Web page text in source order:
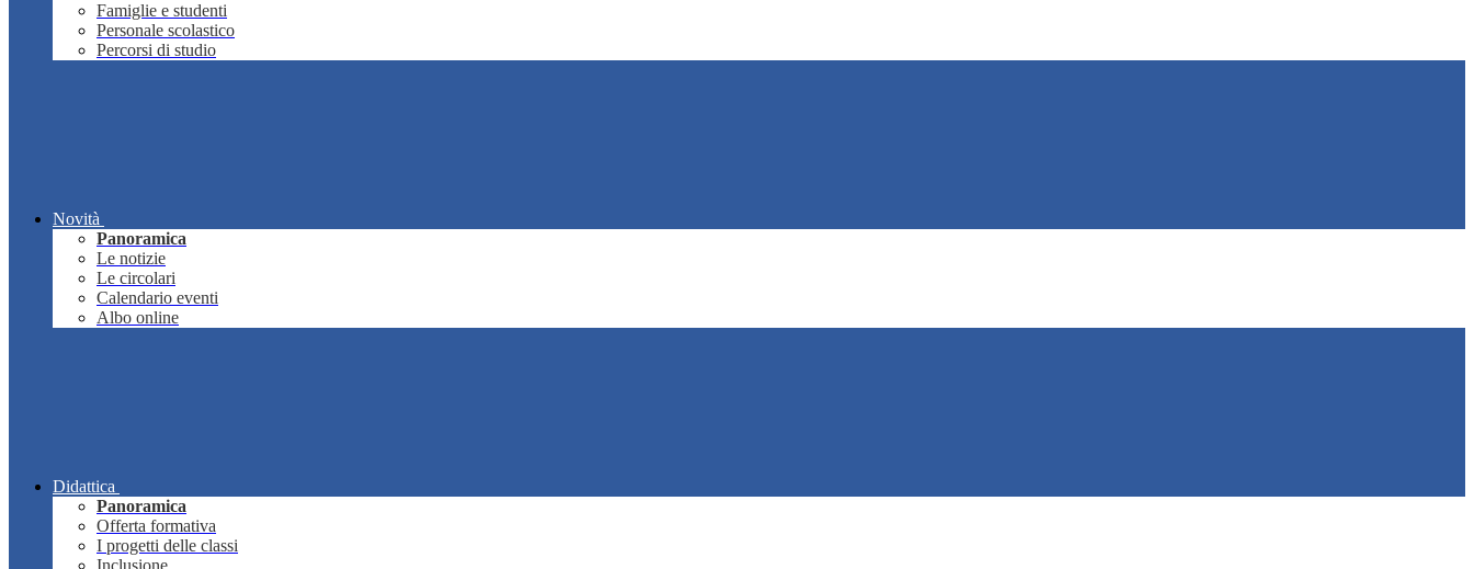
Famiglie e studenti
Personale scolastico
Percorsi di studio
Novità
Panoramica
Le notizie
Le circolari
Calendario eventi
Albo online
Didattica
Panoramica
Offerta formativa
I progetti delle classi